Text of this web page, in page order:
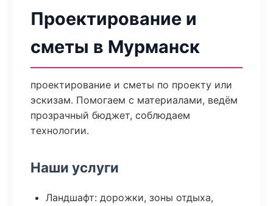
Проектирование и
сметы в Мурманск
проектирование и сметы по проекту или
эскизам. Помогаем с материалами, ведём
прозрачный бюджет, соблюдаем
технологии.
Наши услуги
Ландшафт: дорожки, зоны отдыха,